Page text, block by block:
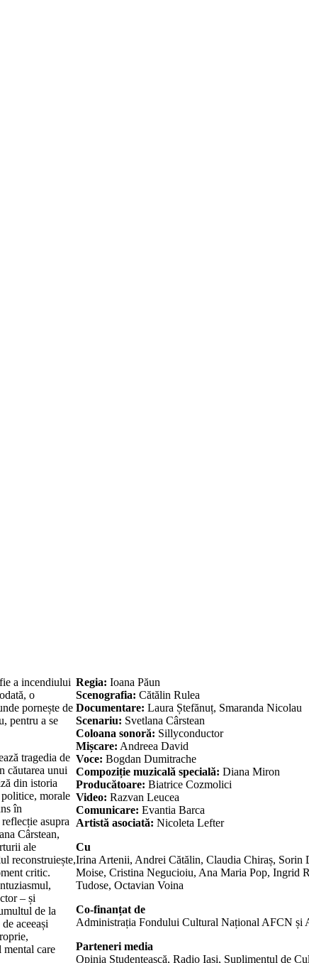
a incendiului
o
pornește de
pentru a se
tragedia de
căutarea unui
din istoria
morale
în
asupra
Cârstean,
ale
reconstruiește,
critic.
– și
de la
aceeași
care
Regia: Ioana Păun
Scenografia: Cătălin Rulea
Documentare: Laura Ștefănuț, Smaranda Nicolau
Scenariu: Svetlana Cârstean
Coloana sonoră: Sillyconductor
Mișcare: Andreea David
Voce: Bogdan Dumitrache
Compoziție muzicală specială: Diana Miron
Producătoare: Biatrice Cozmolici
Video: Razvan Leucea
Comunicare: Evantia Barca
Artistă asociată: Nicoleta Lefter
Cu
Irina Artenii, Andrei Cătălin, Claudia Chiraș,
Moise, Cristina Negucioiu, Ana Maria Pop, Ingrid
Tudose, Octavian Voina
Co-finanțat de
Administrația Fondului Cultural Național AFCN și
Parteneri media
Opinia Studențească, Radio Iași, Suplimentul de